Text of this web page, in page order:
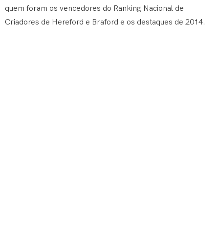
quem foram os vencedores do Ranking Nacional de
Criadores de Hereford e Braford e os destaques de 2014.